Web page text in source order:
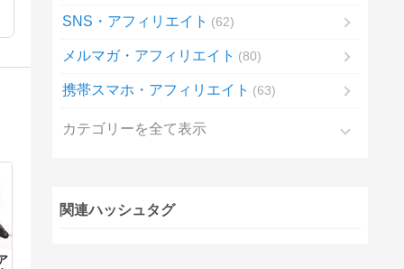
SNS・アフィリエイト 62
メルマガ・アフィリエイト 80
携帯スマホ・アフィリエイト 63
カテゴリーを全て表示
関連ハッシュタグ